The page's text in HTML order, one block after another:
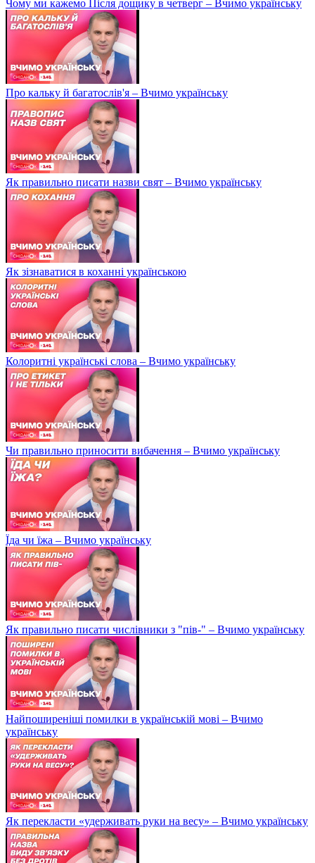
Чому ми кажемо Після дощику в четверг – Вчимо українську
Про кальку й багатослів'я – Вчимо українську
Як правильно писати назви свят – Вчимо українську
Як зізнаватися в коханні українською
Колоритні українські слова – Вчимо українську
Чи правильно приносити вибачення – Вчимо українську
Їда чи їжа – Вчимо українську
Як правильно писати числівники з "пів-" – Вчимо українську
Найпоширеніші помилки в українській мові – Вчимо
українську
Як перекласти «удерживать руки на весу» – Вчимо українську